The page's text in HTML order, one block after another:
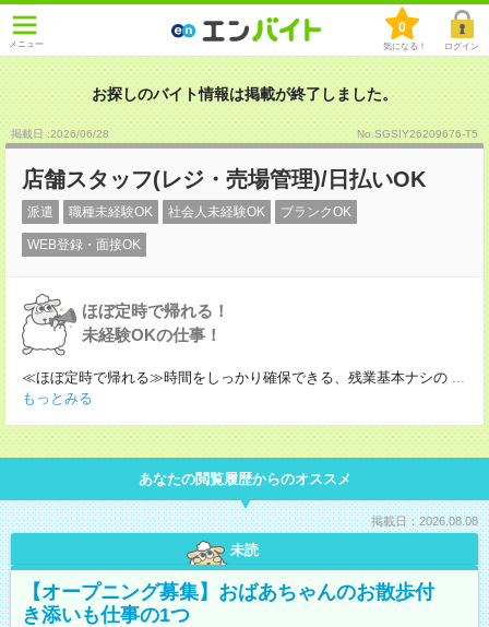
メニュー
0
気になる！ ログイン
お探しのバイト情報は掲載が終了しました。
掲載日 :2026/06/28 No.SGSIY26209676-T5
店舗スタッフ(レジ・売場管理)/日払いOK
派遣 職種未経験OK 社会人未経験OK ブランクOK
WEB登録・面接OK
ほぼ定時で帰れる！
未経験OKの仕事！
≪ほぼ定時で帰れる≫時間をしっかり確保できる、残業基本ナシの ...
もっとみる
あなたの閲覧履歴からのオススメ
掲載日：2026.08.08
未読
【オープニング募集】おばあちゃんのお散歩付
き添いも仕事の1つ